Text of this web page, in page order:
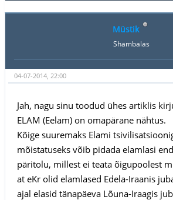
Müstik
Shambalas
04-07-2014, 22:00
Jah, nagu sinu toodud ühes artiklis
ELAM (Eelam) on omapärane nähtus.
Kõige suuremaks Elami
mõistatuseks võib pidada elamlasi
päritolu, millest ei teata õigupoolest
at eKr olid elamlased Edela-Iraanis
ajal elasid tänapäeva Lõuna-Iraagis